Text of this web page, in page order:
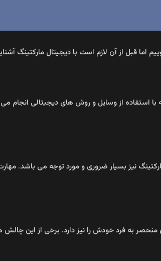
اما قبل از آن لازم است با دیجیتال مارکتینگ
با استفاده از وسایل و روش‌ های دیجیتالی
نیز بسیار ضروری و مورد توجه می‌ باشد.
به‌ فرد خودش را نیز دارد. برخی از این چالش‌